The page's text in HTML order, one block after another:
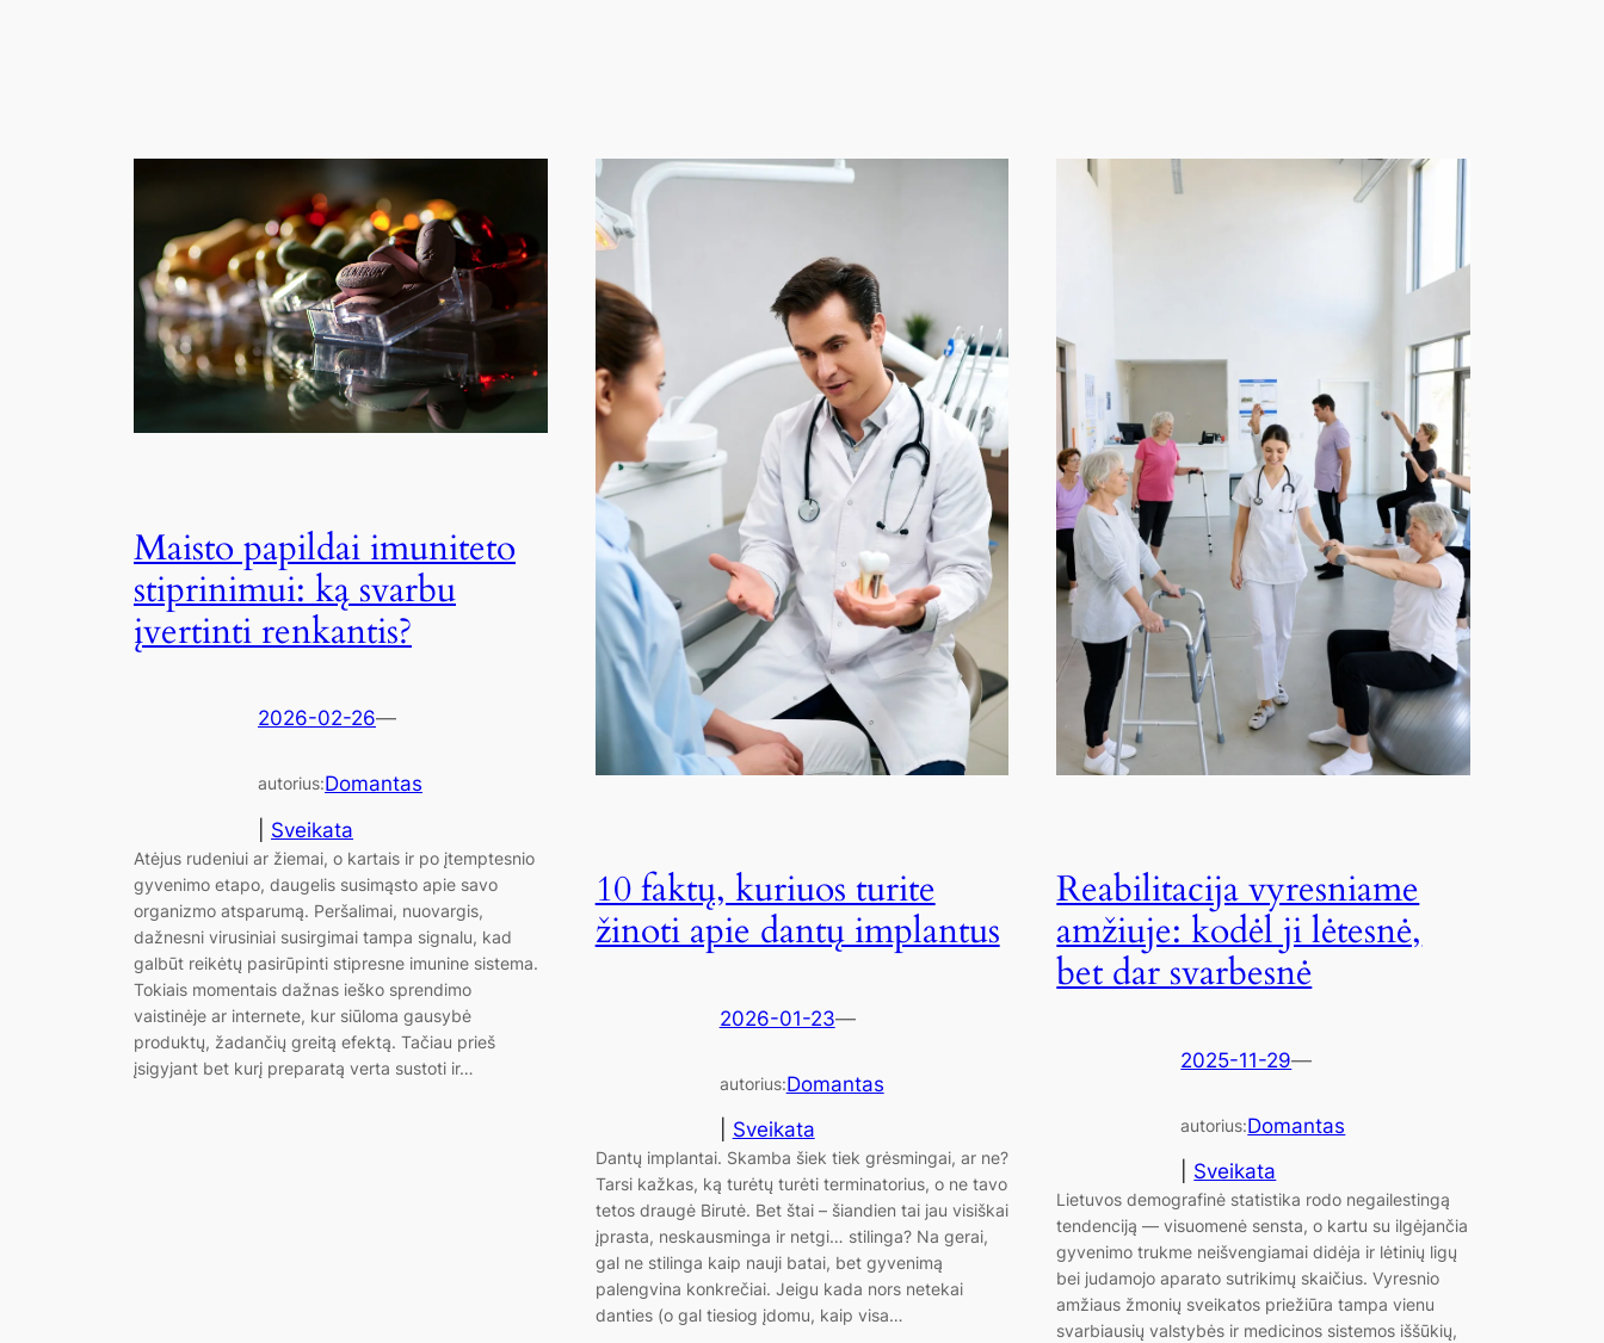
Maisto papildai imuniteto
stiprinimui: ką svarbu
įvertinti renkantis?
2026-02-26—
autorius:Domantas
Sveikata
Atėjus rudeniui ar žiemai, o kartais ir po įtemptesnio
gyvenimo etapo, daugelis susimąsto apie savo
organizmo atsparumą. Peršalimai, nuovargis,
dažnesni virusiniai susirgimai tampa signalu, kad
galbūt reikėtų pasirūpinti stipresne imunine sistema.
Tokiais momentais dažnas ieško sprendimo
vaistinėje ar internete, kur siūloma gausybė
produktų, žadančių greitą efektą. Tačiau prieš
įsigyjant bet kurį preparatą verta sustoti ir…
10 faktų, kuriuos turite
žinoti apie dantų implantus
2026-01-23—
autorius:Domantas
Sveikata
Dantų implantai. Skamba šiek tiek grėsmingai, ar ne?
Tarsi kažkas, ką turėtų turėti terminatorius, o ne tavo
tetos draugė Birutė. Bet štai – šiandien tai jau visiškai
įprasta, neskausminga ir netgi… stilinga? Na gerai,
gal ne stilinga kaip nauji batai, bet gyvenimą
palengvina konkrečiai. Jeigu kada nors netekai
danties (o gal tiesiog įdomu, kaip visa…
Reabilitacija vyresniame
amžiuje: kodėl ji lėtesnė,
bet dar svarbesnė
2025-11-29—
autorius:Domantas
Sveikata
Lietuvos demografinė statistika rodo negailestingą
tendenciją — visuomenė sensta, o kartu su ilgėjančia
gyvenimo trukme neišvengiamai didėja ir lėtinių ligų
bei judamojo aparato sutrikimų skaičius. Vyresnio
amžiaus žmonių sveikatos priežiūra tampa vienu
svarbiausių valstybės ir medicinos sistemos iššūkių,